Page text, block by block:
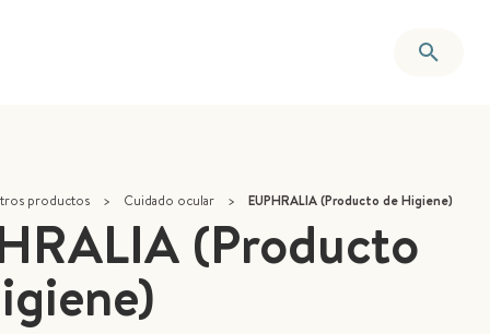
productos > Cuidado ocular > EUPHRALIA (Producto de Higiene)
(Producto